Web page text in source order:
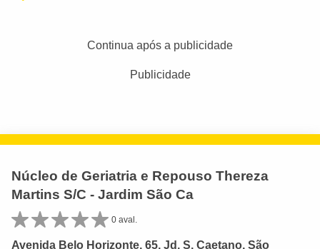
Continua após a publicidade
Publicidade
Núcleo de Geriatria e Repouso Thereza
Martins S/C - Jardim São Ca
0 aval.
Avenida Belo Horizonte, 65, Jd. S. Caetano, São